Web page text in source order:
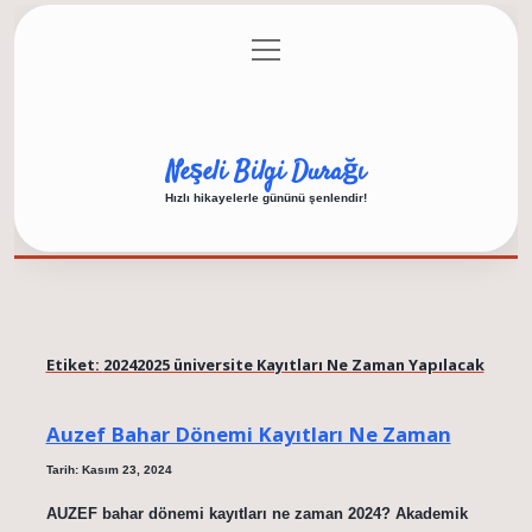
Gizlilik Politikası
menüyü
aç
Neşeli Bilgi Durağı
Hızlı hikayelerle gününü şenlendir!
Etiket: 20242025 üniversite Kayıtları Ne Zaman Yapılacak
Auzef Bahar Dönemi Kayıtları Ne Zaman
Tarih: Kasım 23, 2024
AUZEF bahar dönemi kayıtları ne zaman 2024? Akademik